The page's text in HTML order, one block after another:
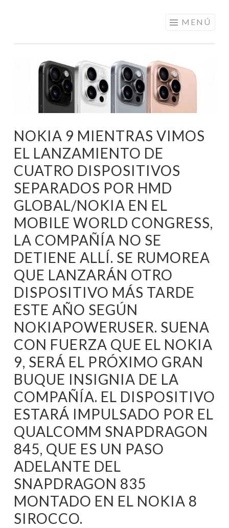
PRECIOS DE
ANDORRA
MENÚ
NOKIA 9 MIENTRAS VIMOS
EL LANZAMIENTO DE
CUATRO DISPOSITIVOS
SEPARADOS POR HMD
GLOBAL/NOKIA EN EL
MOBILE WORLD CONGRESS,
LA COMPAÑÍA NO SE
DETIENE ALLÍ. SE RUMOREA
QUE LANZARÁN OTRO
DISPOSITIVO MÁS TARDE
ESTE AÑO SEGÚN
NOKIAPOWERUSER. SUENA
CON FUERZA QUE EL NOKIA
9, SERÁ EL PRÓXIMO GRAN
BUQUE INSIGNIA DE LA
COMPAÑÍA. EL DISPOSITIVO
ESTARÁ IMPULSADO POR EL
QUALCOMM SNAPDRAGON
845, QUE ES UN PASO
ADELANTE DEL
SNAPDRAGON 835
MONTADO EN EL NOKIA 8
SIROCCO.